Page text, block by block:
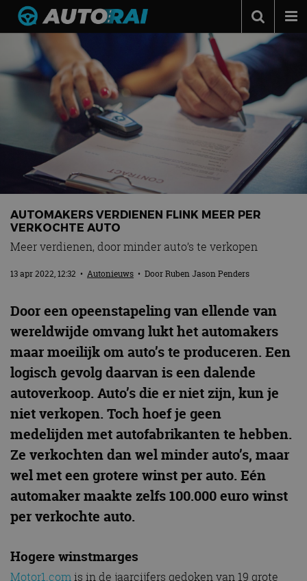
Autonieuws
Podcast
Autotests
Automerken
Adverteren
Contact
AUTOMAKERS VERDIENEN FLINK MEER PER
VERKOCHTE AUTO
Meer verdienen, door minder auto’s te verkopen
13 apr 2022, 12:32 • Autonieuws • DoorRuben Jason Penders
Door een opeenstapeling van ellende van
wereldwijde omvang lukt het automakers
maar moeilijk om auto’s te produceren. Een
logisch gevolg daarvan is een dalende
autoverkoop. Auto’s die er niet zijn, kun je
niet verkopen. Toch hoef je geen
medelijden met autofabrikanten te hebben.
Ze verkochten dan wel minder auto’s, maar
wel met een grotere winst per auto. Eén
automaker maakte zelfs 100.000 euro winst
per verkochte auto.
Hogere winstmarges
Motor1.comis in de jaarcijfers gedoken van 19 grote